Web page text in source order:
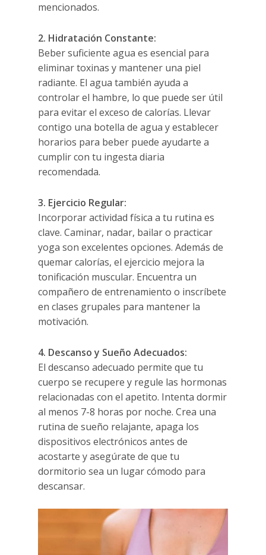
mencionados.
2. Hidratación Constante:
Beber suficiente agua es esencial para
eliminar toxinas y mantener una piel
radiante. El agua también ayuda a
controlar el hambre, lo que puede ser útil
para evitar el exceso de calorías. Llevar
contigo una botella de agua y establecer
horarios para beber puede ayudarte a
cumplir con tu ingesta diaria
recomendada.
3. Ejercicio Regular:
Incorporar actividad física a tu rutina es
clave. Caminar, nadar, bailar o practicar
yoga son excelentes opciones. Además de
quemar calorías, el ejercicio mejora la
tonificación muscular. Encuentra un
compañero de entrenamiento o inscríbete
en clases grupales para mantener la
motivación.
4. Descanso y Sueño Adecuados:
El descanso adecuado permite que tu
cuerpo se recupere y regule las hormonas
relacionadas con el apetito. Intenta dormir
al menos 7-8 horas por noche. Crea una
rutina de sueño relajante, apaga los
dispositivos electrónicos antes de
acostarte y asegúrate de que tu
dormitorio sea un lugar cómodo para
descansar.